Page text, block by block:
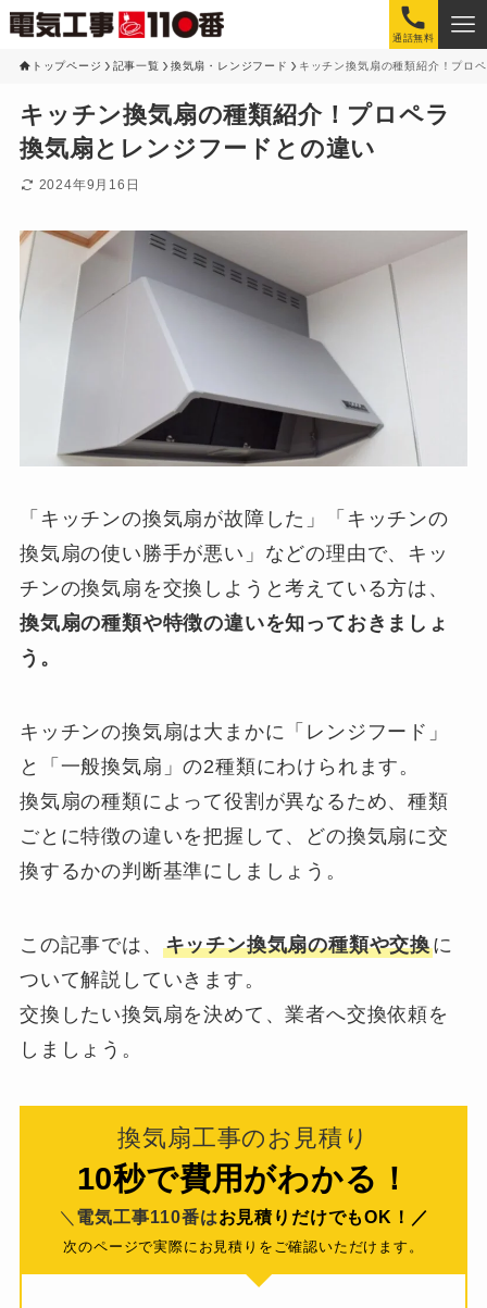
通話無料
トップページ 記事一覧 換気扇・レンジフード キッチン換気扇の種類紹介！プロ
キッチン換気扇の種類紹介！プロペラ
換気扇とレンジフードとの違い
2024年9月16日
「キッチンの換気扇が故障した」「キッチンの
換気扇の使い勝手が悪い」などの理由で、キッ
チンの換気扇を交換しようと考えている方は、
換気扇の種類や特徴の違いを知っておきましょ
う。
キッチンの換気扇は大まかに「レンジフード」
と「一般換気扇」の2種類にわけられます。
換気扇の種類によって役割が異なるため、種類
ごとに特徴の違いを把握して、どの換気扇に交
換するかの判断基準にしましょう。
この記事では、 キッチン換気扇の種類や交換に
ついて解説していきます。
交換したい換気扇を決めて、業者へ交換依頼を
しましょう。
換気扇工事のお見積り
10秒で費用がわかる！
＼ 電気工事110番はお見積りだけでもOK！／
次のページで実際にお見積りをご確認いただけます。